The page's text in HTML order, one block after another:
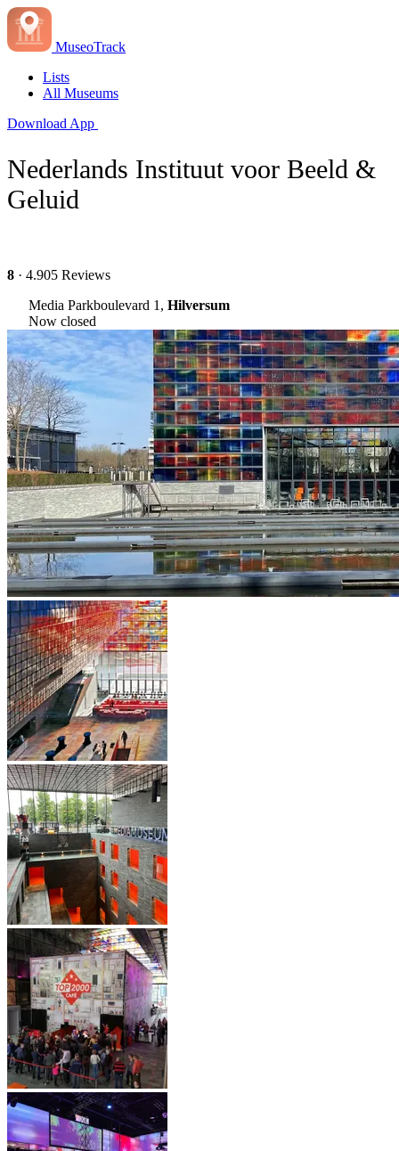
MuseoTrack
Lists
All Museums
Download App
Nederlands Instituut voor Beeld &
Geluid
8 · 4.905 Reviews
Media Parkboulevard 1, Hilversum
Now closed